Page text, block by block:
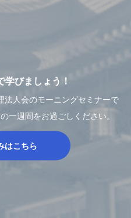
学びましょう！
法人会のモーニングセミナーで
一週間をお過ごしください。
はこちら